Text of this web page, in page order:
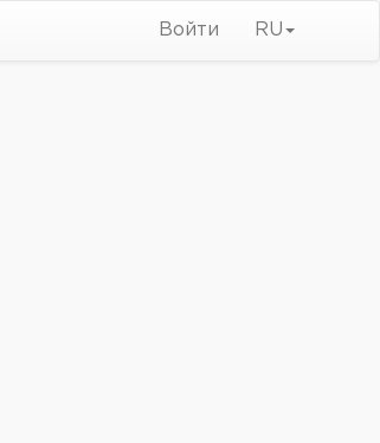
Войти RU